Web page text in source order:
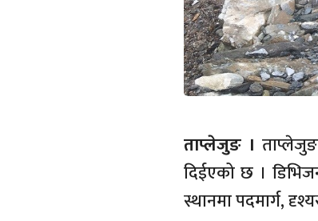
ताप्लेजुङ ।
दिईएको छ ।
स्थानमा पदमार्ग,